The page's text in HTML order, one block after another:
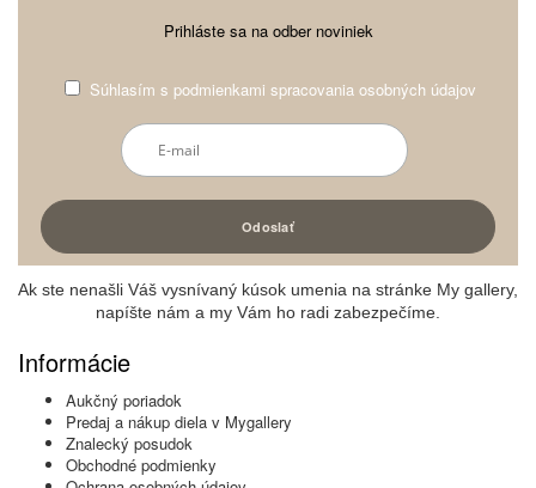
Prihláste sa na odber noviniek
Súhlasím s podmienkami spracovania osobných údajov
Ak ste nenašli Váš vysnívaný kúsok umenia na stránke My gallery,
napíšte nám a my Vám ho radi zabezpečíme.
Informácie
Aukčný poriadok
Predaj a nákup diela v Mygallery
Znalecký posudok
Obchodné podmienky